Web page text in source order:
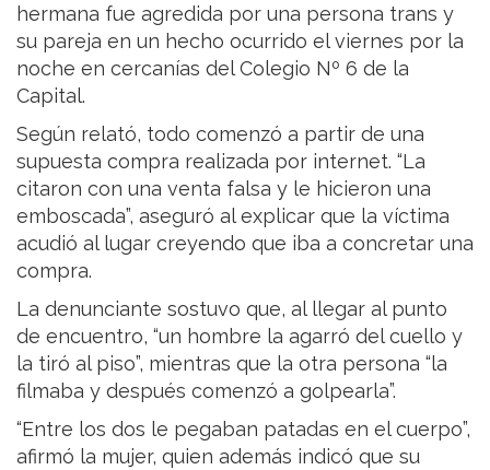
hermana fue agredida por una persona trans y
su pareja en un hecho ocurrido el viernes por la
noche en cercanías del Colegio Nº 6 de la
Capital.
Según relató, todo comenzó a partir de una
supuesta compra realizada por internet. “La
citaron con una venta falsa y le hicieron una
emboscada”, aseguró al explicar que la víctima
acudió al lugar creyendo que iba a concretar una
compra.
La denunciante sostuvo que, al llegar al punto
de encuentro, “un hombre la agarró del cuello y
la tiró al piso”, mientras que la otra persona “la
filmaba y después comenzó a golpearla”.
“Entre los dos le pegaban patadas en el cuerpo”,
afirmó la mujer, quien además indicó que su